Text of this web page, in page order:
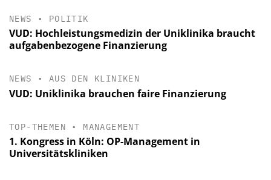
NEWS • POLITIK
VUD: Hochleistungsmedizin der Uniklinika braucht
aufgabenbezogene Finanzierung
NEWS • AUS DEN KLINIKEN
VUD: Uniklinika brauchen faire Finanzierung
TOP-THEMEN • MANAGEMENT
1. Kongress in Köln: OP-Management in
Universitätskliniken